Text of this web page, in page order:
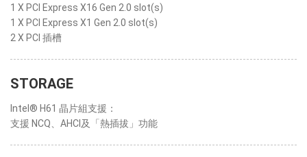
1 X PCI Express X16 Gen 2.0 slot(s)
1 X PCI Express X1 Gen 2.0 slot(s)
2 X PCI 插槽
STORAGE
Intel® H61 晶片組支援：
支援 NCQ、AHCI及「熱插拔」功能